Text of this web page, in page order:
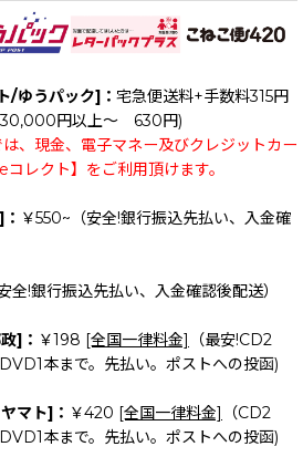
/ゆうパック]： 宅急便送料+手数料315円
円以上～ 630円)
、現金、電子マネー及びクレジットカー
レクト】をご利用頂けます。
￥550~（安全!銀行振込先払い、入金確
全!銀行振込先払い、入金確認後配送）
]： ￥198 [全国一律料金]
（最安!CD2
本まで。先払い。ポストへの投函)
マト]： ￥420 [全国一律料金]
（CD2
本まで。先払い。ポストへの投函)